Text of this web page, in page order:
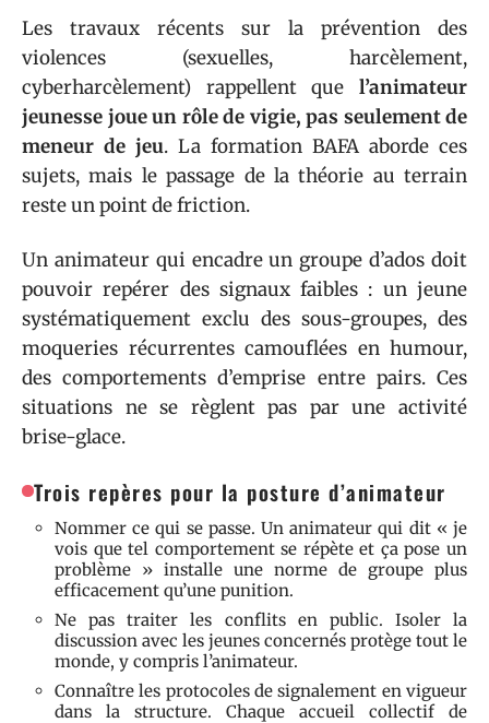
Les travaux récents sur la prévention des
violences (sexuelles, harcèlement,
cyberharcèlement) rappellent que l’animateur
jeunesse joue un rôle de vigie, pas seulement de
meneur de jeu. La formation BAFA aborde ces
sujets, mais le passage de la théorie au terrain
reste un point de friction.
Un animateur qui encadre un groupe d’ados doit
pouvoir repérer des signaux faibles : un jeune
systématiquement exclu des sous-groupes, des
moqueries récurrentes camouflées en humour,
des comportements d’emprise entre pairs. Ces
situations ne se règlent pas par une activité
brise-glace.
Trois repères pour la posture d’animateur
Nommer ce qui se passe. Un animateur qui dit « je
vois que tel comportement se répète et ça pose un
problème » installe une norme de groupe plus
efficacement qu’une punition.
Ne pas traiter les conflits en public. Isoler la
discussion avec les jeunes concernés protège tout le
monde, y compris l’animateur.
Connaître les protocoles de signalement en vigueur
dans la structure. Chaque accueil collectif de